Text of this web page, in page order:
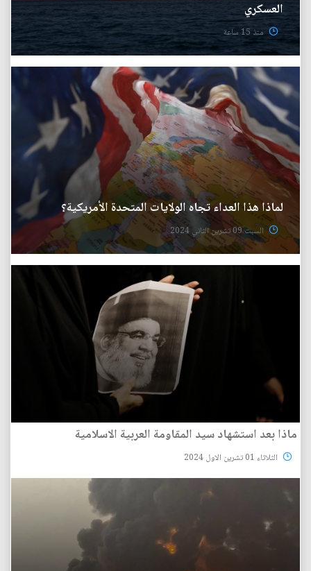
العسكري
منذ 15 ساعة
لماذا هذا العداء تجاه الولايات المتحدة الأمريكية؟
السبت 09 تشرين الثاني 2024
ماذا بعد استشهاد سيد المقاومة العربية الاسلامية
الثلاثاء 01 تشرين الاول 2024